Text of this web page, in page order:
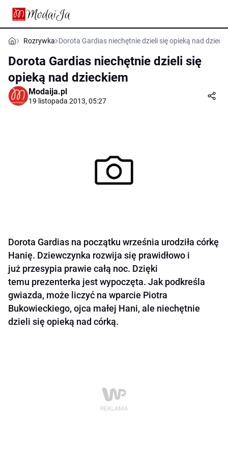
Rozrywka Dorota Gardias niechętnie dzieli się opieką nad
Dorota Gardias niechętnie dzieli się
opieką nad dzieckiem
Modaija.pl
19 listopada 2013, 05:27
Dorota Gardias na początku września urodziła córkę
Hanię. Dziewczynka rozwija się prawidłowo i
już przesypia prawie całą noc. Dzięki
temu prezenterka jest wypoczęta. Jak podkreśla
gwiazda, może liczyć na wparcie Piotra
Bukowieckiego, ojca małej Hani, ale niechętnie
dzieli się opieką nad córką.